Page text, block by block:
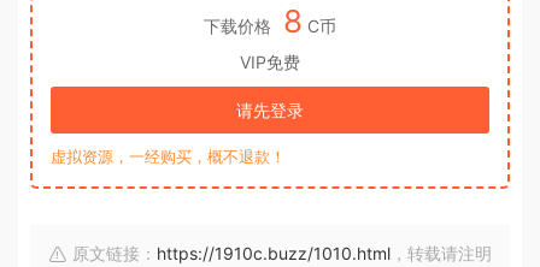
下载价格 8 C币
VIP免费
请先登录
虚拟资源，一经购买，概不退款！
原文链接： https://1910c.buzz/1010.html ，转载请注明